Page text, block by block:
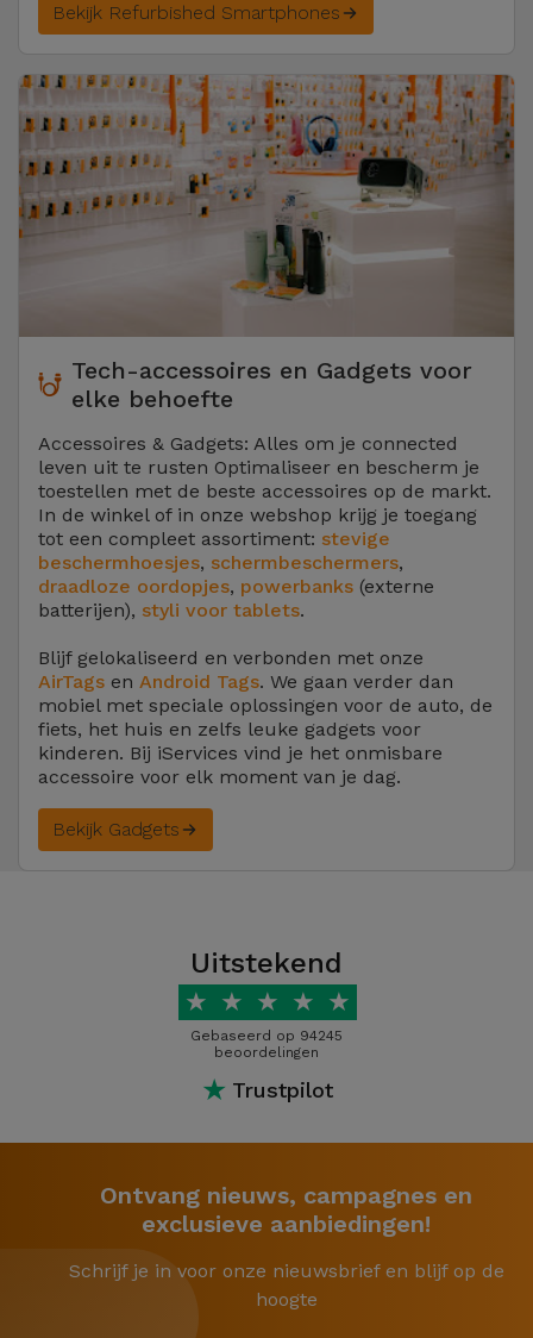
Bekijk Refurbished Smartphones
Tech-accessoires en Gadgets voor
elke behoefte
Accessoires & Gadgets: Alles om je connected
leven uit te rusten Optimaliseer en bescherm je
toestellen met de beste accessoires op de markt.
In de winkel of in onze webshop krijg je toegang
tot een compleet assortiment: stevige
beschermhoesjes, schermbeschermers,
draadloze oordopjes, powerbanks (externe
batterijen), styli voor tablets.
Blijf gelokaliseerd en verbonden met onze
AirTags en Android Tags. We gaan verder dan
mobiel met speciale oplossingen voor de auto, de
fiets, het huis en zelfs leuke gadgets voor
kinderen. Bij iServices vind je het onmisbare
accessoire voor elk moment van je dag.
Bekijk Gadgets
Uitstekend
★ ★ ★ ★ ★
Gebaseerd op 94245
beoordelingen
★ Trustpilot
Ontvang nieuws, campagnes en
exclusieve aanbiedingen!
Schrijf je in voor onze nieuwsbrief en blijf op de
hoogte